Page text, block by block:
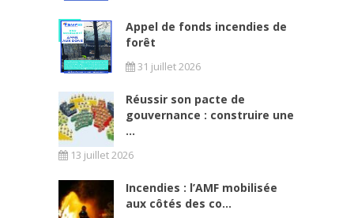
Appel de fonds incendies de
forêt
31 juillet 2026
Réussir son pacte de
gouvernance : construire une
...
13 juillet 2026
Incendies : l’AMF mobilisée
aux côtés des co...